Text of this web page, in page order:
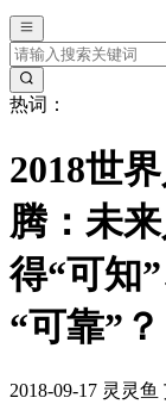
热词：
2018世
腾：未
得“可知
“可靠”？
2018-09-17 灵灵鱼